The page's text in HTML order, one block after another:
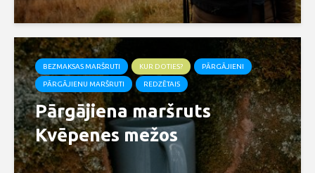
BEZMAKSAS MARŠRUTI KUR DOTIES? PĀRGĀJIENI
PĀRGĀJIENU MARŠRUTI REDZĒTAIS
Pārgājiena maršruts
Kvēpenes mežos